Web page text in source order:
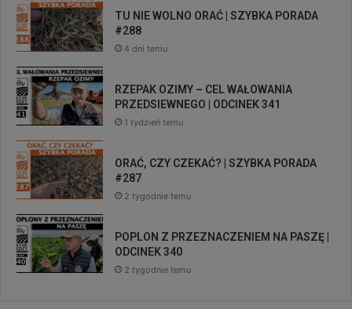
TU NIE WOLNO ORAĆ | SZYBKA PORADA
#288
4 dni temu
RZEPAK OZIMY – CEL WAŁOWANIA
PRZEDSIEWNEGO | ODCINEK 341
1 tydzień temu
ORAĆ, CZY CZEKAĆ? | SZYBKA PORADA
#287
2 tygodnie temu
POPLON Z PRZEZNACZENIEM NA PASZĘ |
ODCINEK 340
2 tygodnie temu